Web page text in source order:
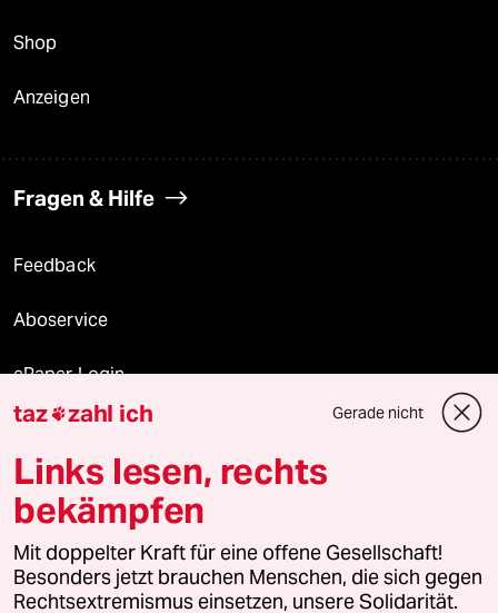
Shop
Anzeigen
Fragen & Hilfe
Feedback
Aboservice
ePaper Login
Downloads für Abonnierende
© 2026 taz Verlags und Vertriebs GmbH
Alle Rechte vorbehalten. Bei rechtlichen Fragen oder für Genehmigungen
wenden Sie sich bitte an
lizenzen@taz.de
taz zahl ich Gerade nicht
Links lesen, rechts
bekämpfen
Mit doppelter Kraft für eine offene Gesellschaft!
Besonders jetzt brauchen Menschen, die sich gegen
Rechtsextremismus einsetzen, unsere Solidarität.